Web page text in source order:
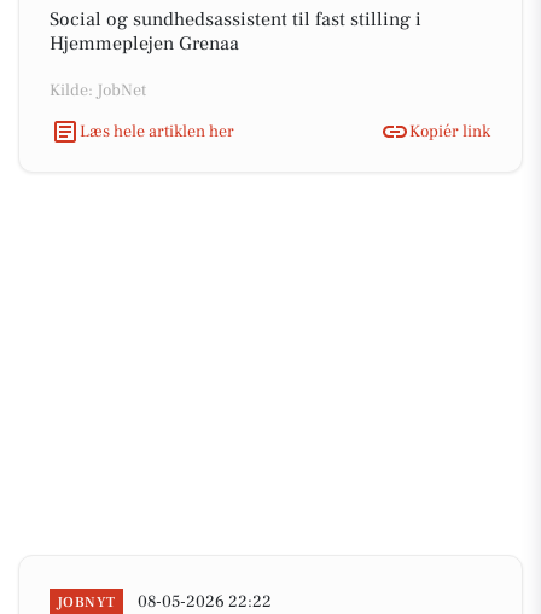
Social og sundhedsassistent til fast stilling i
Hjemmeplejen Grenaa
Kilde: JobNet
Læs hele artiklen her
Kopiér link
JOBNYT 08-05-2026 22:22